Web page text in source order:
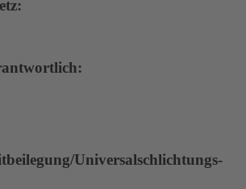
Universal­schlichtungs­